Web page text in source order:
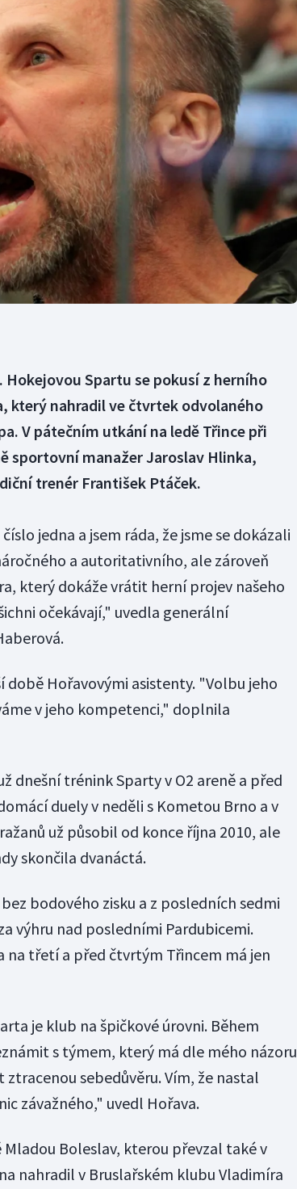
Moderní pětiboj
Motorsport
Olympijské hry
Plavání
Plážový volejbal
Triatlon
Veslování
Vodní slalom
Volejbal
Ostatní
Spartu se pokusí z herního
který nahradil ve čtvrtek odvolaného
V pátečním utkání na ledě Třince při
sportovní manažer Jaroslav Hlinka,
trenér František Ptáček.
jedna a jsem ráda, že jsme se dokázali
a autoritativního, ale zároveň
který dokáže vrátit herní projev našeho
očekávají," uvedla generální
době Hořavovými asistenty. "Volbu jeho
v jeho kompetenci," doplnila
dnešní trénink Sparty v O2 areně a před
duely v neděli s Kometou Brno a v
už působil od konce října 2010, ale
skončila dvanáctá.
bodového zisku a z posledních sedmi
výhru nad posledními Pardubicemi.
na třetí a před čtvrtým Třincem má jen
je klub na špičkové úrovni. Během
s týmem, který má dle mého názoru
sebedůvěru. Vím, že nastal
závažného," uvedl Hořava.
Boleslav, kterou převzal také v
nahradil v Bruslařském klubu Vladimíra